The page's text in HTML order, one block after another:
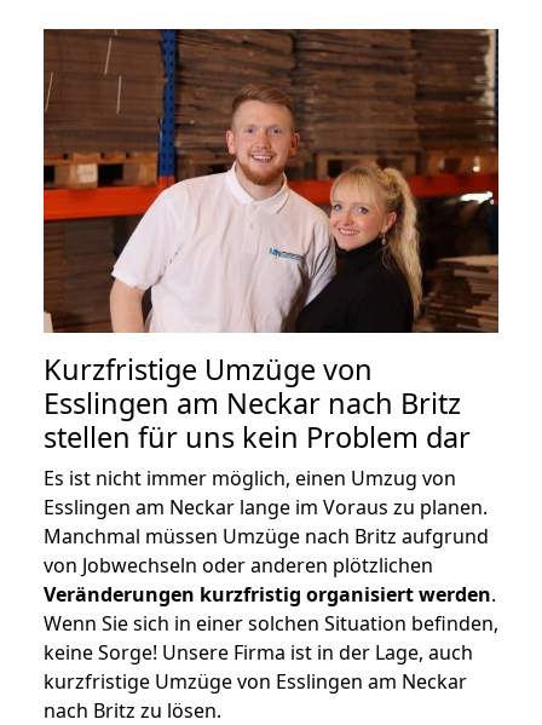
Kurzfristige Umzüge von
Esslingen am Neckar nach Britz
stellen für uns kein Problem dar
Es ist nicht immer möglich, einen Umzug von
Esslingen am Neckar lange im Voraus zu planen.
Manchmal müssen Umzüge nach Britz aufgrund
von Jobwechseln oder anderen plötzlichen
Veränderungen kurzfristig organisiert werden.
Wenn Sie sich in einer solchen Situation befinden,
keine Sorge! Unsere Firma ist in der Lage, auch
kurzfristige Umzüge von Esslingen am Neckar
nach Britz zu lösen.